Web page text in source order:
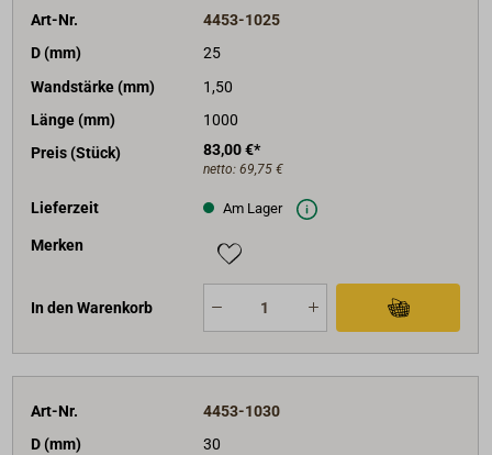
Art-Nr.
4453-1025
D (mm)
25
Wandstärke (mm)
1,50
Länge (mm)
1000
Preis (Stück)
83,00 €*
netto: 69,75 €
Lieferzeit Am Lager
Merken
In den Warenkorb
Art-Nr.
4453-1030
D (mm)
30